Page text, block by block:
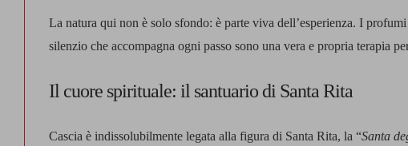
La natura qui non è solo sfondo: è parte viva dell’esperienza. I
silenzio che accompagna ogni passo sono una vera e propria terapia
Il cuore spirituale: il santuario di Santa Rita
Cascia è indissolubilmente legata alla figura di Santa Rita, la “Santa